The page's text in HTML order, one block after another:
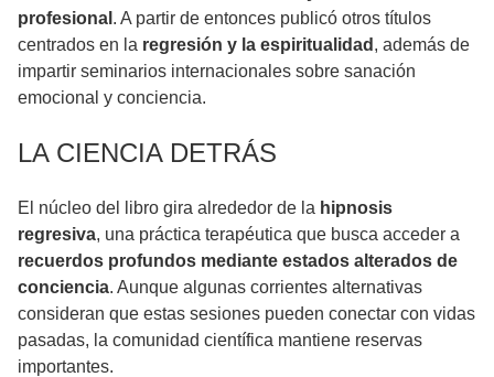
profesional . A partir de entonces publicó otros títulos
centrados en la regresión y la espiritualidad , además de
impartir seminarios internacionales sobre sanación
emocional y conciencia.
LA CIENCIA DETRÁS
El núcleo del libro gira alrededor de la hipnosis
regresiva, una práctica terapéutica que busca acceder a
recuerdos profundos mediante estados alterados de
conciencia. Aunque algunas corrientes alternativas
consideran que estas sesiones pueden conectar con vidas
pasadas, la comunidad científica mantiene reservas
importantes.